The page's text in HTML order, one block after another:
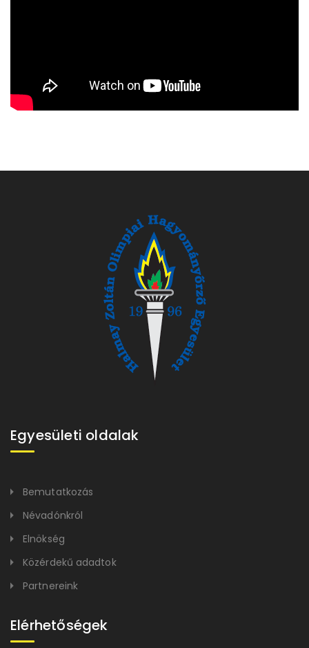
Egyesületi oldalak
Bemutatkozás
Névadónkról
Elnökség
Közérdekű adadtok
Partnereink
Elérhetőségek